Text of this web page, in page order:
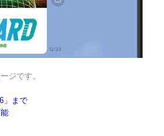
ジです。
」まで